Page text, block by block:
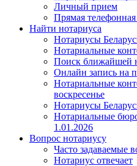
Личный прием
Прямая
Найти нотариуса
Нотариусы
Нотариальные
Поиск ближайшей
Онлайн запись на
Нотариальные
воскресенье
Нотариусы
Нотариальные
1.01.2026
Вопрос нотариусу
Часто задаваемые
Нотариус отвечает